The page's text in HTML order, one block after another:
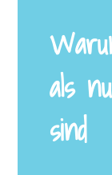
als
sind